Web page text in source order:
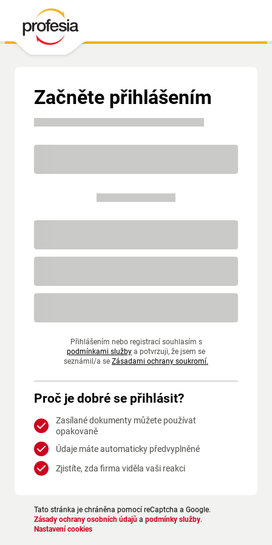
Začněte přihlášením
Přihlášením nebo registrací souhlasím s
podmínkami služby a potvrzuji, že jsem se
seznámil/a se Zásadami ochrany soukromí.
Proč je dobré se přihlásit?
Zasílané dokumenty můžete používat
opakovaně
Údaje máte automaticky předvyplněné
Zjistíte, zda firma viděla vaši reakci
Tato stránka je chráněna pomocí reCaptcha a Google.
Zásady ochrany osobních údajů a podmínky služby.
Nastavení cookies